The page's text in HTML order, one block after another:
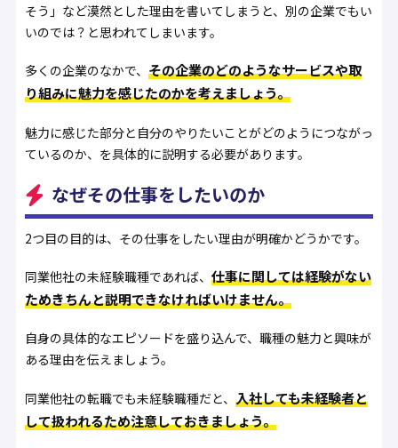
そう」など漠然とした理由を書いてしまうと、別の企業でもい
いのでは？と思われてしまいます。
多くの企業のなかで、 その企業のどのようなサービスや取
り組みに魅力を感じたのかを考えましょう。
魅力に感じた部分と自分のやりたいことがどのようにつながっ
ているのか、を具体的に説明する必要があります。
なぜその仕事をしたいのか
2つ目の目的は、その仕事をしたい理由が明確かどうかです。
同業他社の未経験職種であれば、 仕事に関しては経験がない
ためきちんと説明できなければいけません。
自身の具体的なエピソードを盛り込んで、職種の魅力と興味が
ある理由を伝えましょう。
同業他社の転職でも未経験職種だと、 入社しても未経験者と
して扱われるため注意しておきましょう。